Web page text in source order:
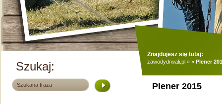
Szukaj:
Znajdujesz się tutaj:
zawodydrwali.pl » » Plener
Plener 2015